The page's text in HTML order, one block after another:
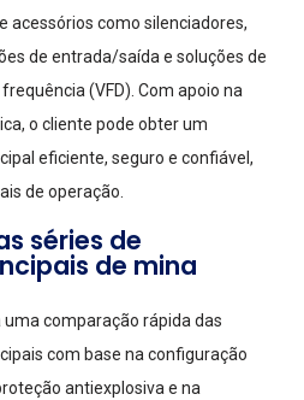
acessórios como silenciadores,
de entrada/saída e soluções de
(VFD). Com apoio na
o cliente pode obter um
eficiente, seguro e confiável,
de operação.
séries de
de mina
comparação rápida das
com base na configuração
antiexplosiva e na